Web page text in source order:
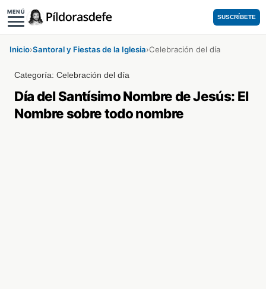
MENÚ
SUSCRÍBETE
Inicio›Santoral y Fiestas de la Iglesia›Celebración del día
Categoría:Celebración del día
Día del Santísimo Nombre de Jesús: El
Nombre sobre todo nombre